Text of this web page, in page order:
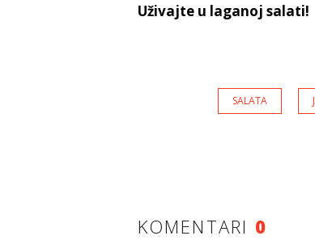
Uživajte u laganoj salati!
SALATA
KOMENTARI 0